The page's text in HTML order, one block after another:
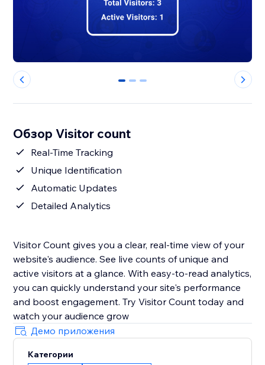
0 1 2
Обзор Visitor count
Real-Time Tracking
Unique Identification
Automatic Updates
Detailed Analytics
Visitor Count gives you a clear, real-time view of your
website's audience. See live counts of unique and
active visitors at a glance. With easy-to-read analytics,
you can quickly understand your site's performance
and boost engagement. Try Visitor Count today and
watch your audience grow
Демо приложения
Категории